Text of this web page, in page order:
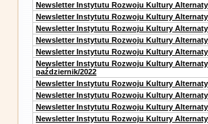
Newsletter Instytutu Rozwoju Kultury
Newsletter Instytutu Rozwoju Kultury
Newsletter Instytutu Rozwoju Kultury
Newsletter Instytutu Rozwoju Kultury
Newsletter Instytutu Rozwoju Kultury
Newsletter Instytutu Rozwoju Kultury
październik/2022
Newsletter Instytutu Rozwoju Kultury
Newsletter Instytutu Rozwoju Kultury
Newsletter Instytutu Rozwoju Kultury
Newsletter Instytutu Rozwoju Kultury